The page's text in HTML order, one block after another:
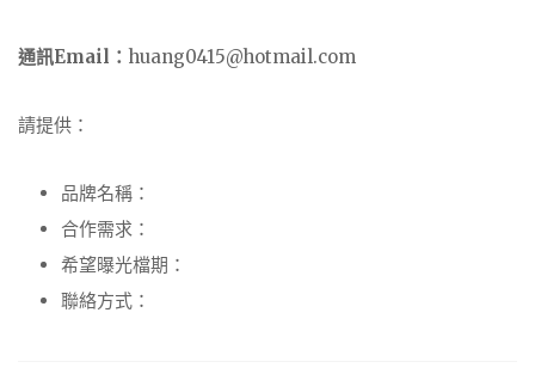
通訊Email： huang0415@hotmail.com
請提供：
品牌名稱：
合作需求：
希望曝光檔期：
聯絡方式：